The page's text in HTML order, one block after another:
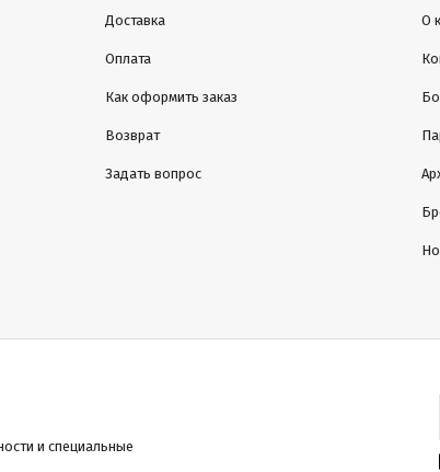
Доставка
Оплата
Как оформить заказ
Возврат
Задать вопрос
О
и специальные